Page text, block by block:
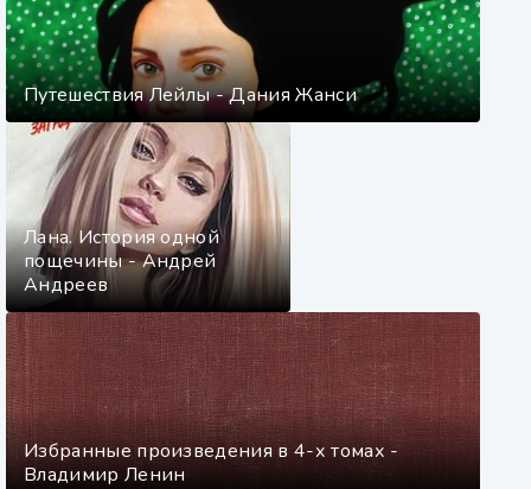
Путешествия Лейлы - Дания Жанси
Лана. История одной
пощечины - Андрей
Андреев
Избранные произведения в 4-х томах -
Владимир Ленин